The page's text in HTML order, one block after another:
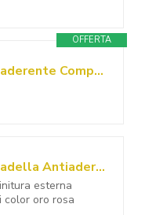
OFFERTA
GiPP Padella Antiaderente Compatibile con Induzione, 24CM, Nero
Lagostina Rosé, Padella Antiaderente Ø 20 cm, Colore Oro Rosa
esterna
color oro rosa